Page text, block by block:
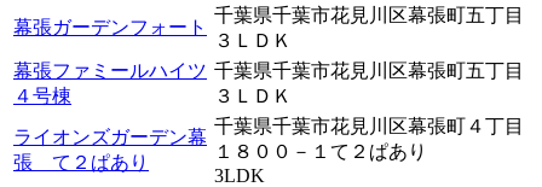
幕張ガーデンフォート
千葉県千葉市花見川区幕張町五丁目
３ＬＤＫ
幕張ファミールハイツ
４号棟
千葉県千葉市花見川区幕張町五丁目
３ＬＤＫ
ライオンズガーデン幕
張 て２ぱあり
千葉県千葉市花見川区幕張町４丁目
１８００－１て２ぱあり
3LDK